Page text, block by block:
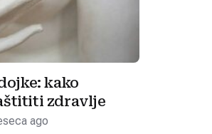
kako
zdravlje
ago